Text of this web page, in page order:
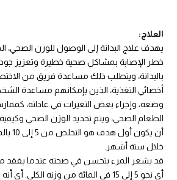
العلاج:
يهدف علاج البدانة إلى الوصول للوزن الصحي،
خطر الإصابة بمشاكل صحية خطيرة وتعزيز
بالبدانة، ويتطلب ذلك مساعدة فريق من
أخصائي التغذية، الذين بإمكانهم مساعدة
وضعه، وإجراء بعض التغيرات في عاداته،
الطعام الصحي، ويتم تحديد الوزن الصحي
أن
خلال ستة أشهر.
قد يشعر المرء بتحسن في صحته عندما يفقد